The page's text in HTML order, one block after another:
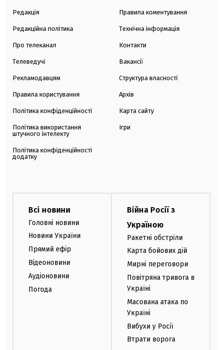
Редакція
Редакційна політика
Про телеканал
Телеведучі
Рекламодавцям
Правила користування
Політика конфіденційності
Політика використання
штучного інтелекту
Політика конфіденційності
додатку
Правила коментування
Технічна інформація
Контакти
Вакансії
Структура власності
Архів
Карта сайту
Ігри
Всі новини
Головні новини
Новини України
Прямий ефір
Відеоновини
Аудіоновини
Погода
Війна Росії з
Україною
Ракетні обстріли
Карта бойових дій
Мирні переговори
Повітряна тривога в
Україні
Масована атака по
Україні
Вибухи у Росії
Втрати ворога